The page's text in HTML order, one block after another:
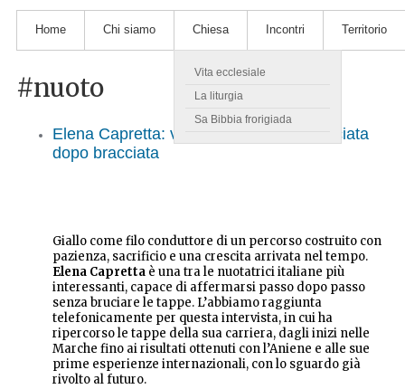
Home Chi siamo Chiesa
Vita ecclesiale
La liturgia
Sa Bibbia frorigiada
Incontri Territorio
#nuoto
Elena Capretta: verso il successo, bracciata
dopo bracciata
Giallo come filo conduttore di un percorso costruito con
pazienza, sacrificio e una crescita arrivata nel tempo.
Elena Capretta è una tra le nuotatrici italiane più
interessanti, capace di affermarsi passo dopo passo
senza bruciare le tappe. L’abbiamo raggiunta
telefonicamente per questa intervista, in cui ha
ripercorso le tappe della sua carriera, dagli inizi nelle
Marche fino ai risultati ottenuti con l’Aniene e alle sue
prime esperienze internazionali, con lo sguardo già
rivolto al futuro.